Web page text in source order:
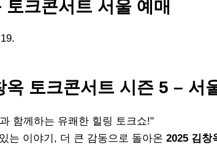
크콘서트 서울 예매
옥 토크콘서트 시즌 5 – 서
함께하는 유쾌한 힐링 토크쇼!"
는 이야기, 더 큰 감동으로 돌아온 2025 김창